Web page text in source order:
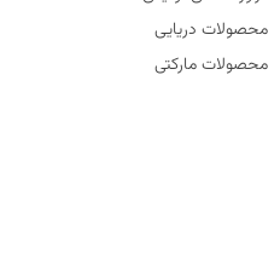
محصولات دریایی
محصولات مارکتی